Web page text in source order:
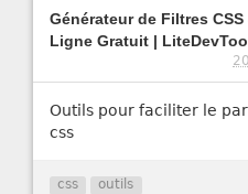
Générateur de Filtres
Ligne Gratuit |
Outils pour faciliter le
css
css outils